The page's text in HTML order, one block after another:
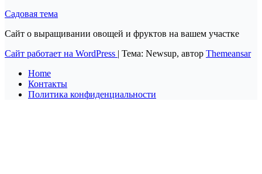
Садовая тема
Сайт о выращивании овощей и фруктов на вашем участке
Сайт работает на WordPress | Тема: Newsup, автор Themeansar
Home
Контакты
Политика конфиденциальности